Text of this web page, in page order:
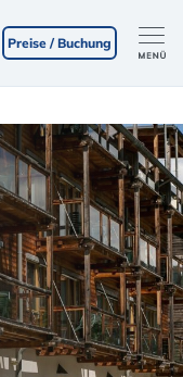
Preise / Buchung